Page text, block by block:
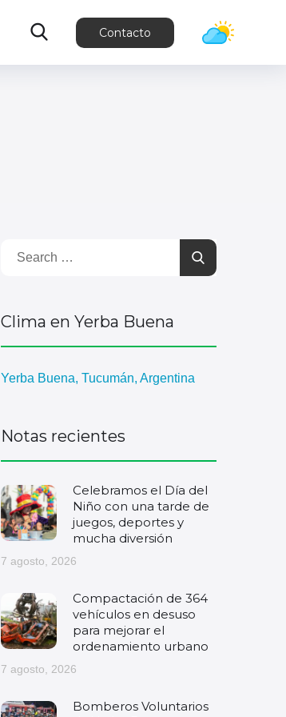
Contacto
Clima en Yerba Buena
Yerba Buena, Tucumán, Argentina
Notas recientes
Celebramos el Día del
Niño con una tarde de
juegos, deportes y
mucha diversión
7 agosto, 2026
Compactación de 364
vehículos en desuso
para mejorar el
ordenamiento urbano
7 agosto, 2026
Bomberos Voluntarios